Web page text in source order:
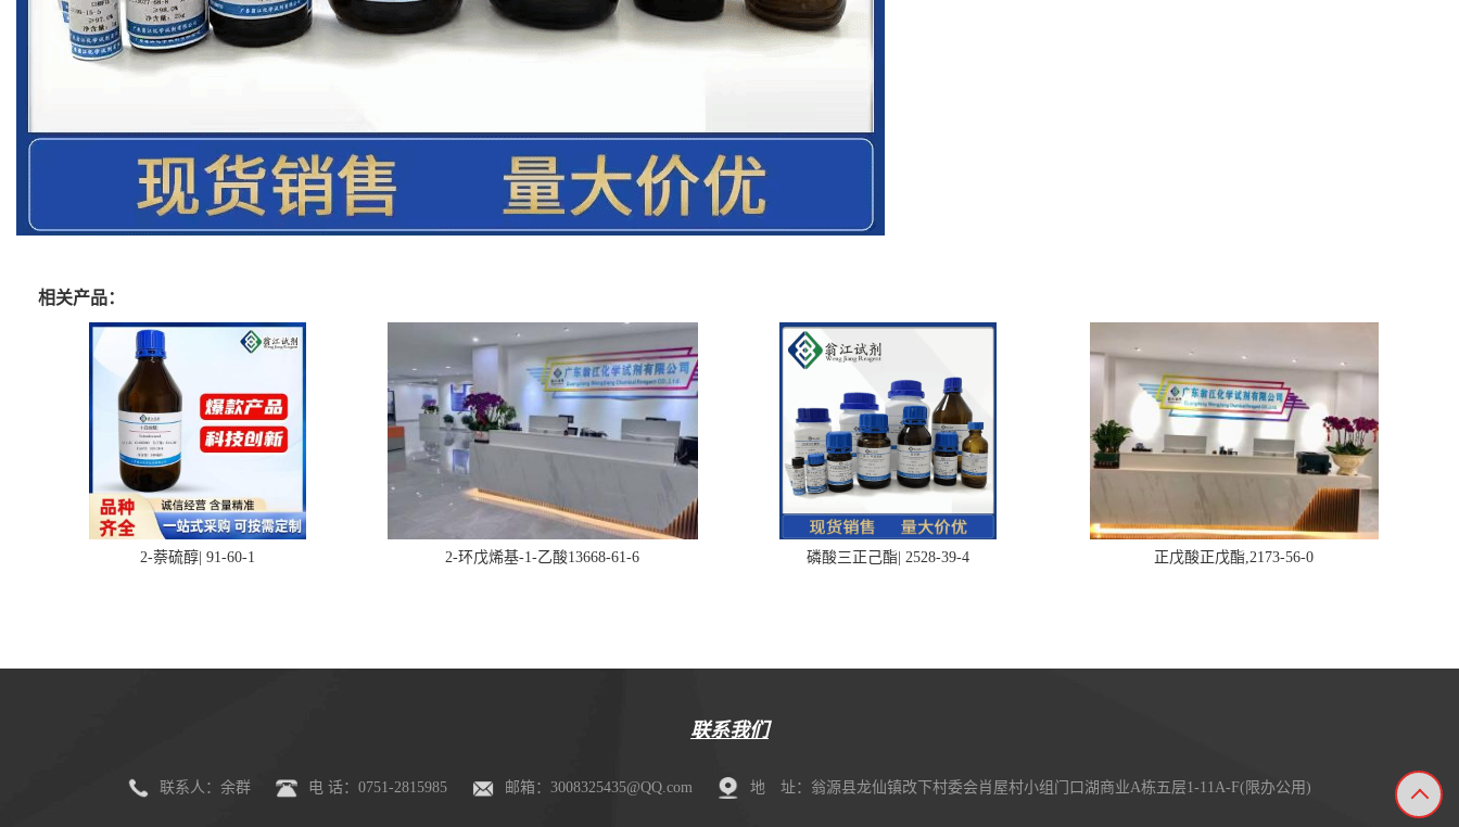
相关产品：
2-萘硫醇| 91-60-1 2-环戊烯基-1-乙酸13668-61-6 磷酸三正己酯| 2528-39-4 正戊酸正戊酯,2173-56-0
联系我们
联系人：余群 电 话：0751-2815985 邮箱：3008325435@QQ.com 地 址：翁源县龙仙镇改下村委会肖屋村小组门口湖商业A栋五层1-11A-F(限办公用)